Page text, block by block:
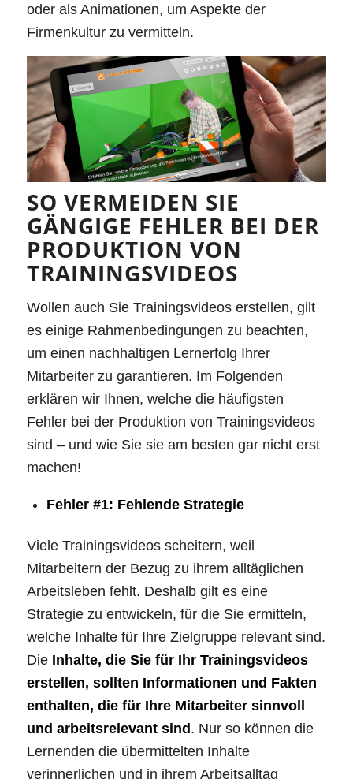
oder als Animationen, um Aspekte der
Firmenkultur zu vermitteln.
SO VERMEIDEN SIE
GÄNGIGE FEHLER BEI DER
PRODUKTION VON
TRAININGSVIDEOS
Wollen auch Sie Trainingsvideos erstellen, gilt
es einige Rahmenbedingungen zu beachten,
um einen nachhaltigen Lernerfolg Ihrer
Mitarbeiter zu garantieren. Im Folgenden
erklären wir Ihnen, welche die häufigsten
Fehler bei der Produktion von Trainingsvideos
sind – und wie Sie sie am besten gar nicht erst
machen!
Fehler #1: Fehlende Strategie
Viele Trainingsvideos scheitern, weil
Mitarbeitern der Bezug zu ihrem alltäglichen
Arbeitsleben fehlt. Deshalb gilt es eine
Strategie zu entwickeln, für die Sie ermitteln,
welche Inhalte für Ihre Zielgruppe relevant sind.
Die Inhalte, die Sie für Ihr Trainingsvideos
erstellen, sollten Informationen und Fakten
enthalten, die für Ihre Mitarbeiter sinnvoll
und arbeitsrelevant sind . Nur so können die
Lernenden die übermittelten Inhalte
verinnerlichen und in ihrem Arbeitsalltag